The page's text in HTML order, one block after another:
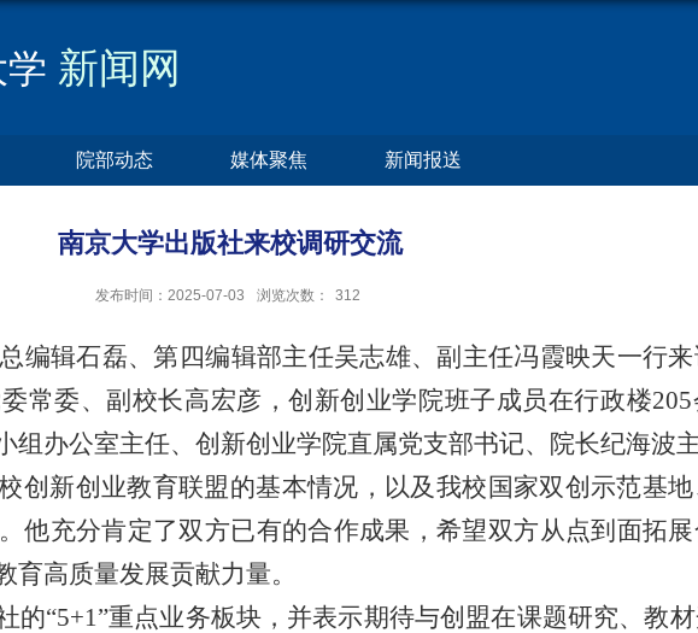
新闻网
院部动态 媒体聚焦 新闻报送
南京大学出版社来校调研交流
发布时间：2025-07-03 浏览次数： 312
编辑石磊、第四编辑部主任吴志雄、副主任冯霞映天一行
常委、副校长高宏彦，创新创业学院班子成员在行政楼
办公室主任、创新创业学院直属党支部书记、院长纪海波主
创新创业教育联盟的基本情况，以及我校国家双创示范基地
他充分肯定了双方已有的合作成果，希望双方从点到面拓
高质量发展贡献力量。
的“5+1”重点业务板块，并表示期待与创盟在课题研究、教